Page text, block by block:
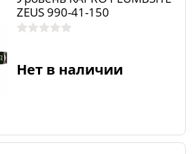
ZEUS 990-41-150
Нет в наличии